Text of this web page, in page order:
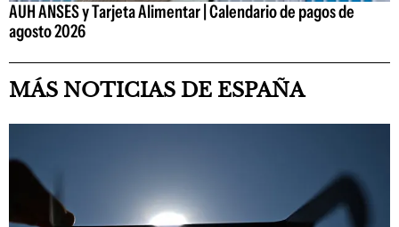
AUH ANSES y Tarjeta Alimentar | Calendario de pagos de
agosto 2026
MÁS NOTICIAS DE ESPAÑA